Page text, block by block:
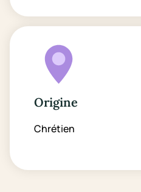
Origine
Chrétien